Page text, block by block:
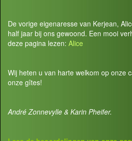
De vorige eigenaresse van Kerjean,
half jaar bij ons gewoond. Een mooi
deze pagina lezen: Alice
Wij heten u van harte welkom op onze
onze gîtes!
André Zonnevylle & Karin Pheifer.